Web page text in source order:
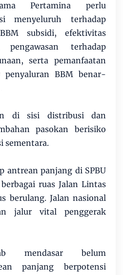
Pertamina perlu
menyeluruh terhadap
subsidi, efektivitas
terhadap
serta pemanfaatan
BBM benar-
di sisi distribusi dan
pasokan berisiko
sementara.
antrean panjang di SPBU
ruas Jalan Lintas
berulang. Jalan nasional
jalur vital penggerak
mendasar belum
panjang berpotensi